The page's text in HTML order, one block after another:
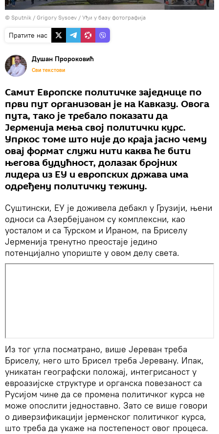
© Sputnik / Grigory Sysoev / Уђи у базу фотографија
Пратите нас
Душан Пророковић
Сви текстови
Самит Европске политичке заједнице по
први пут организован је на Кавказу. Овога
пута, тако је требало показати да
Јерменија мења свој политички курс.
Упркос томе што није до краја јасно чему
овај формат служи нити каква ће бити
његова будућност, долазак бројних
лидера из ЕУ и европских држава има
одређену политичку тежину.
Суштински, ЕУ је доживела дебакл у Грузији, њени
односи са Азербејџаном су комплексни, као
уосталом и са Турском и Ираном, па Бриселу
Јерменија тренутно преостаје једино
потенцијално упориште у овом делу света.
Из тог угла посматрано, више Јереван треба
Бриселу, него што Брисел треба Јеревану. Ипак,
уникатан географски положај, интегрисаност у
евроазијске структуре и органска повезаност са
Русијом чине да се промена политичког курса не
може опослити једноставно. Зато се више говори
о диверзификацији јерменског политичког курса,
што треба да укаже на постепеност овог процеса.